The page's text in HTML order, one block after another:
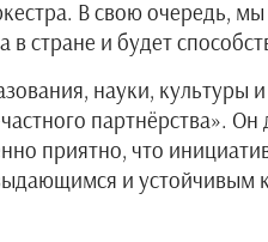
В свою очередь,
в стране и будет
науки,
партнёрства».
приятно, что
и